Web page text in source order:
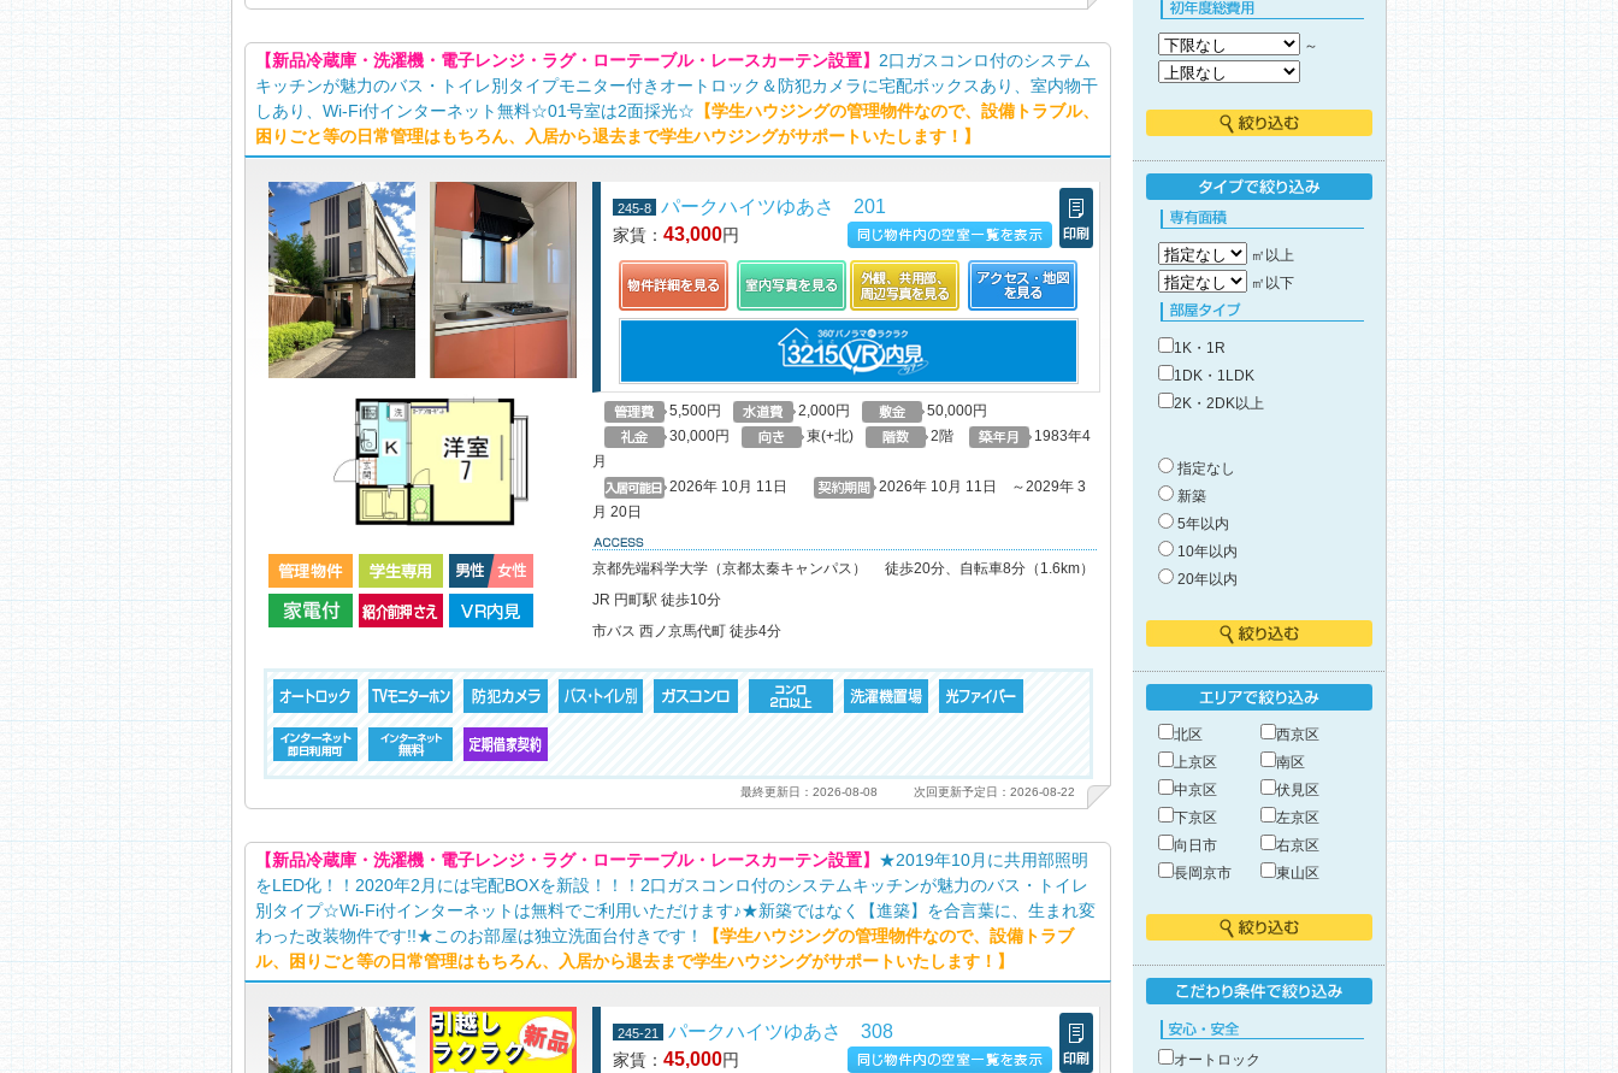
【新品冷蔵庫・洗濯機・電子レンジ・ラグ・ローテーブル・レースカーテン設置】 2口ガスコンロ付のシステム
キッチンが魅力のバス・トイレ別タイプモニター付きオートロック＆防犯カメラに宅配ボックスあり、室内物干
しあり、Wi-Fi付インターネット無料☆01号室は2面採光☆ 【学生ハウジングの管理物件なので、設備トラブル、
困りごと等の日常管理はもちろん、入居から退去まで学生ハウジングがサポートいたします！】
245-8 パークハイツゆあさ 201
家賃： 43,000円
この物件の空室一覧を見る 印刷
5,500円 2,000円
50,000円
30,000円
東(+北) 2階
1983年4
月
2026年 10月 11日
2026年 10月 11日 ～2029年 3
月 20日
access
京都先端科学大学（京都太秦キャンパス） 徒歩20分、自転車8分（1.6km）
JR 円町駅 徒歩10分
市バス 西ノ京馬代町 徒歩4分
次回更新予定日：2026-08-22
最終更新日：2026-08-08
【新品冷蔵庫・洗濯機・電子レンジ・ラグ・ローテーブル・レースカーテン設置】 ★2019年10月に共用部照明
をLED化！！2020年2月には宅配BOXを新設！！！2口ガスコンロ付のシステムキッチンが魅力のバス・トイレ
別タイプ☆Wi-Fi付インターネットは無料でご利用いただけます♪★新築ではなく【進築】を合言葉に、生まれ変
わった改装物件です!!★このお部屋は独立洗面台付きです！
【学生ハウジングの管理物件なので、設備トラブ
ル、困りごと等の日常管理はもちろん、入居から退去まで学生ハウジングがサポートいたします！】
245-21 パークハイツゆあさ 308
家賃： 45,000円
～
㎡以上
㎡以下
1K・1R
1DK・1LDK
2K・2DK以上
指定なし
新築
5年以内
10年以内
20年以内
北区
西京区
上京区
南区
中京区
伏見区
下京区
左京区
向日市
右京区
長岡京市
東山区
オートロック